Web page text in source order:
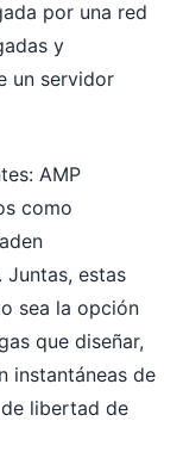
por una red
y
un servidor
AMP
como
estas
sea la opción
que diseñar,
instantáneas de
libertad de